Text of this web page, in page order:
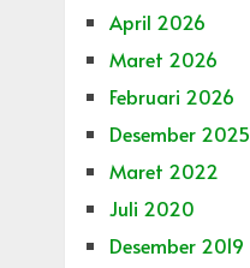
April 2026
Maret 2026
Februari 2026
Desember 2025
Maret 2022
Juli 2020
Desember 2019